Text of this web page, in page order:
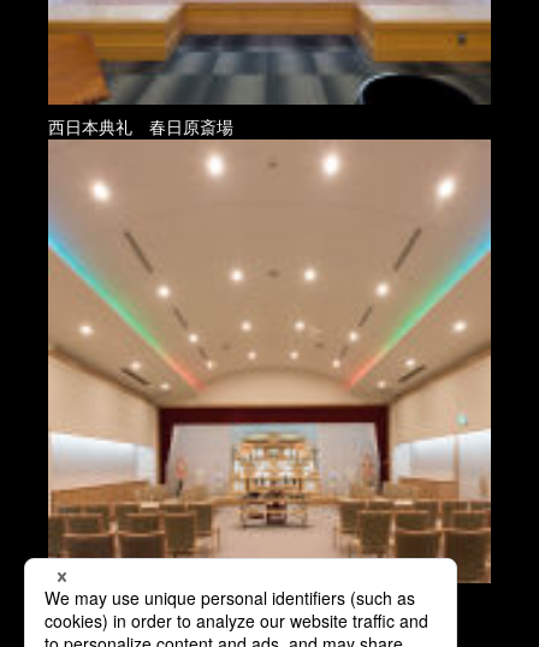
西日本典礼 春日原斎場
ＪＡ松阪メモリアルホール・笹川リーフ